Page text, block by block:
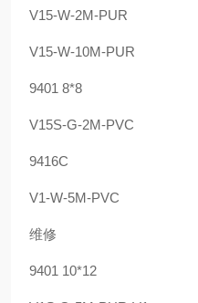
V15-W-2M-PUR
V15-W-10M-PUR
9401 8*8
V15S-G-2M-PVC
9416C
V1-W-5M-PVC
维修
9401 10*12